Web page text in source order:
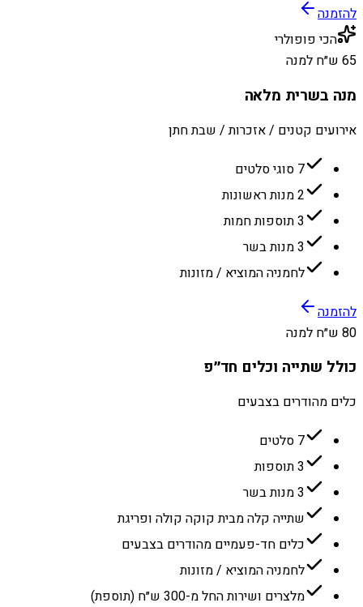
להזמנה
הכי פופולרי
65 ש״ח למנה
מנה בשרית מלאה
אירועים קטנים / אזכרות / שבת חתן
7 סוגי סלטים
2 מנות ראשונות
3 תוספות חמות
3 מנות בשר
לחמניה המוציא / מזונות
להזמנה
80 ש״ח למנה
כולל שתייה וכלים חד״פ
כלים מהודרים בצבעים
7 סלטים
3 תוספות
3 מנות בשר
שתייה קלה מבית קוקה קולה ופריגת
כלים חד-פעמיים מהודרים בצבעים
לחמניה המוציא / מזונות
מלצרים ושירות החל מ-300 ש״ח (תוספת)